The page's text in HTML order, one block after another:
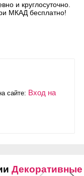
и круглосуточно.
МКАД бесплатно!
сайте: Вход на
Декоративные